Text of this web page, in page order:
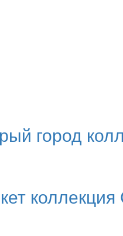
город